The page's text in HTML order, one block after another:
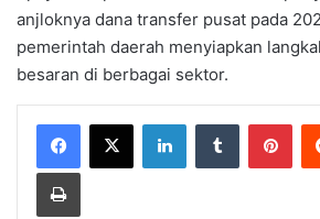
anjloknya dana transfer pusat pada
pemerintah daerah menyiapkan
besaran di berbagai sektor.
LinkedInTumblr
Print